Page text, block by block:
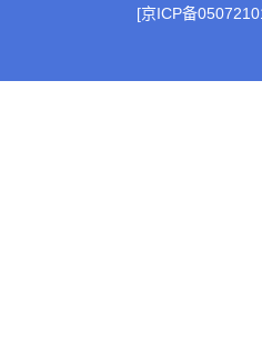
[京ICP备